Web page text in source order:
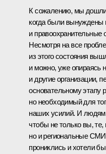
К сожалению, мы дошли
когда были
и правоохранительные
Несмотря на все
из этого состояния
и можно, уже опираясь
и другие организации,
основательному этапу
но необходимый для
наших усилий. И людям
чтобы не только вы,
но и региональные
прониклись и хотели